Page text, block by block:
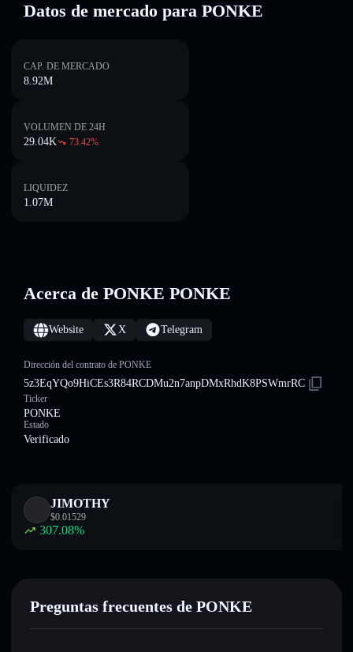
Datos de mercado para PONKE
CAP. DE MERCADO
8.92M
VOLUMEN DE 24H
29.04K 73.42%
LIQUIDEZ
1.07M
Acerca de PONKE PONKE
Website X Telegram
Dirección del contrato de PONKE
5z3EqYQo9HiCEs3R84RCDMu2n7anpDMxRhdK8PSWmrRC
Ticker
PONKE
Estado
Verificado
JIMOTHY
$0.01529
307.08%
Preguntas frecuentes de PONKE